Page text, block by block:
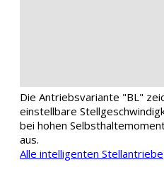
Die Antriebsvariante "BL"
einstellbare
bei hohen
aus.
Alle intelligenten Stellantriebe